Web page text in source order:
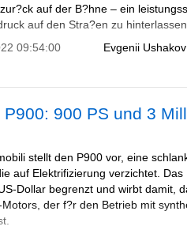
auf der B?hne – ein
auf den Stra?en zu
Evgenii Ushakov
09:54:00
P900: 900 PS und 3
stellt den P900 vor, eine
auf Elektrifizierung verzichtet.
Dollar begrenzt und wirbt damit,
der f?r den Betrieb mit